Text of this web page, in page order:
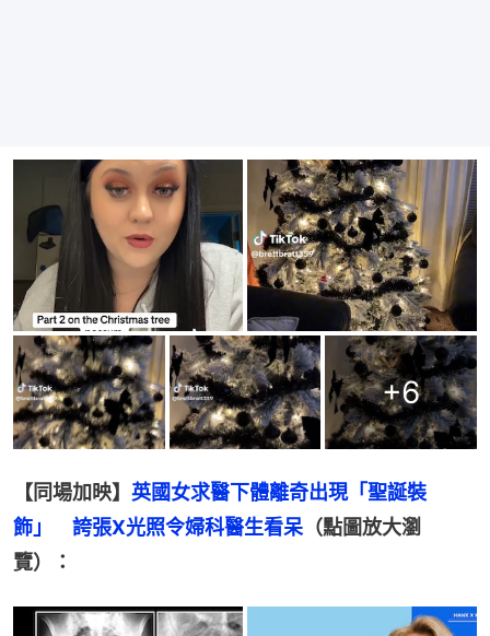
+6
【同場加映】 英國女求醫下體離奇出現「聖誕裝
飾」　誇張X光照令婦科醫生看呆（點圖放大瀏
覽）：